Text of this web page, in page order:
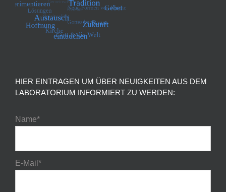
HIER EINTRAGEN UM ÜBER NEUIGKEITEN AUS DEM
LABORATORIUM INFORMIERT ZU WERDEN:
Name*
E-Mail*